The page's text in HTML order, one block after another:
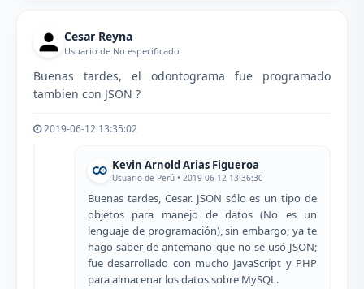
Cesar Reyna
Usuario de No especificado
Buenas tardes, el odontograma fue programado
tambien con JSON ?
2019-06-12 13:35:02
Kevin Arnold Arias Figueroa
Usuario de Perú • 2019-06-12 13:36:30
Buenas tardes, Cesar. JSON sólo es un tipo de
objetos para manejo de datos (No es un
lenguaje de programación), sin embargo; ya te
hago saber de antemano que no se usó JSON;
fue desarrollado con mucho JavaScript y PHP
para almacenar los datos sobre MySQL.